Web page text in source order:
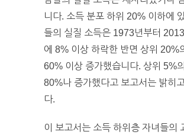
니다. 소득 분포 하위 20% 이하에
들의 실질 소득은 1973년부터 2013
에 8% 이상 하락한 반면 상위 20%
60% 이상 증가했습니다. 상위 5%
80%나 증가했다고 보고서는 밝히
다.
이 보고서는 소득 하위층 자녀들의